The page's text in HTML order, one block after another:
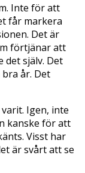
Inte för att
får markera
Det är
förtjänar att
det själv. Det
år. Det
Igen, inte
kanske för att
Visst har
är svårt att se